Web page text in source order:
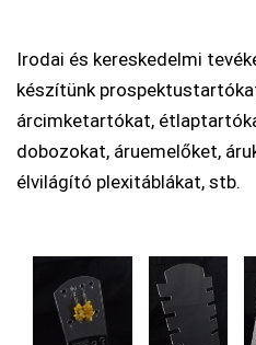
Irodai és kereskedelmi
készítünk
árcimketartókat,
dobozokat, áruemelőket,
élvilágító plexitáblákat, stb.